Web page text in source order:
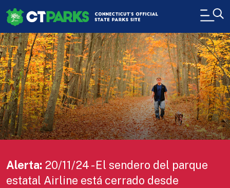
Pasar al contenido principal
20/11/24 - El sendero del parque
estatal Airline está cerrado desde